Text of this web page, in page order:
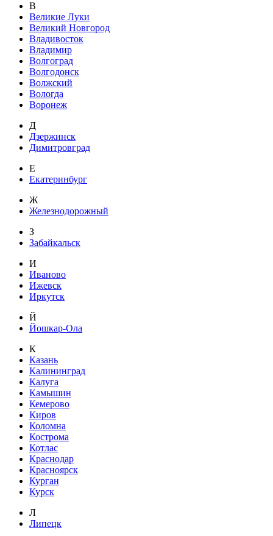
В
Великие Луки
Великий Новгород
Владивосток
Владимир
Волгоград
Волгодонск
Волжский
Вологда
Воронеж
Д
Дзержинск
Димитровград
Е
Екатеринбург
Ж
Железнодорожный
З
Забайкальск
И
Иваново
Ижевск
Иркутск
Й
Йошкар-Ола
К
Казань
Калининград
Калуга
Камышин
Кемерово
Киров
Коломна
Кострома
Котлас
Краснодар
Красноярск
Курган
Курск
Л
Липецк